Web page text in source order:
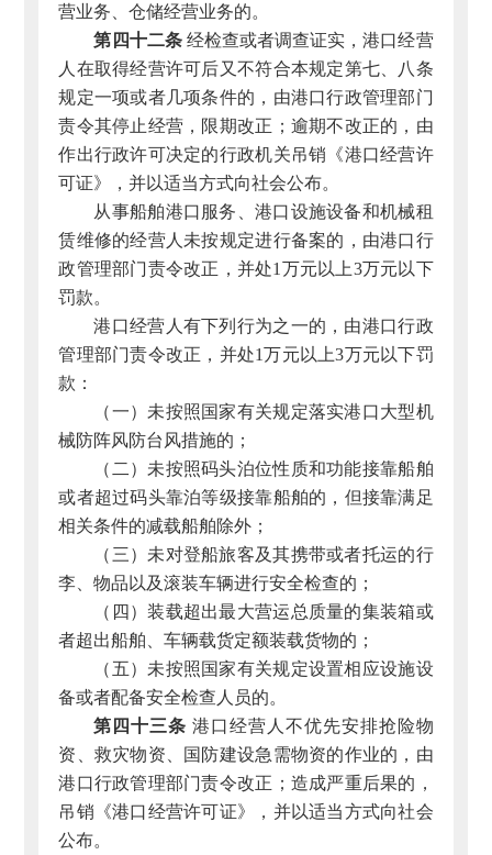
营业务、仓储经营业务的。
第四十二条经检查或者调查证实，港口经营
人在取得经营许可后又不符合本规定第七、八条
规定一项或者几项条件的，由港口行政管理部门
责令其停止经营，限期改正；逾期不改正的，由
作出行政许可决定的行政机关吊销《港口经营许
可证》，并以适当方式向社会公布。
从事船舶港口服务、港口设施设备和机械租
赁维修的经营人未按规定进行备案的，由港口行
政管理部门责令改正，并处1万元以上3万元以下
罚款。
港口经营人有下列行为之一的，由港口行政
管理部门责令改正，并处1万元以上3万元以下罚
款：
（一）未按照国家有关规定落实港口大型机
械防阵风防台风措施的；
（二）未按照码头泊位性质和功能接靠船舶
或者超过码头靠泊等级接靠船舶的，但接靠满足
相关条件的减载船舶除外；
（三）未对登船旅客及其携带或者托运的行
李、物品以及滚装车辆进行安全检查的；
（四）装载超出最大营运总质量的集装箱或
者超出船舶、车辆载货定额装载货物的；
（五）未按照国家有关规定设置相应设施设
备或者配备安全检查人员的。
第四十三条 港口经营人不优先安排抢险物
资、救灾物资、国防建设急需物资的作业的，由
港口行政管理部门责令改正；造成严重后果的，
吊销《港口经营许可证》，并以适当方式向社会
公布。